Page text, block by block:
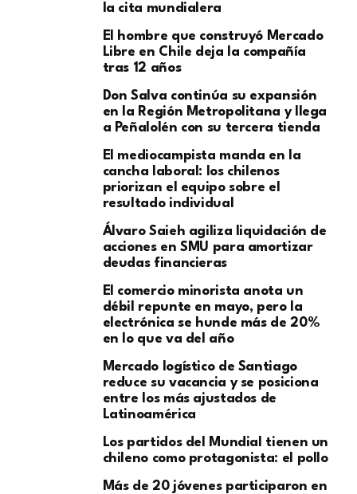
la cita mundialera
El hombre que construyó Mercado
Libre en Chile deja la compañía
tras 12 años
Don Salva continúa su expansión
en la Región Metropolitana y llega
a Peñalolén con su tercera tienda
El mediocampista manda en la
cancha laboral: los chilenos
priorizan el equipo sobre el
resultado individual
​Álvaro Saieh agiliza liquidación de
acciones en SMU para amortizar
deudas financieras
El comercio minorista anota un
débil repunte en mayo, pero la
electrónica se hunde más de 20%
en lo que va del año
Mercado logístico de Santiago
reduce su vacancia y se posiciona
entre los más ajustados de
Latinoamérica
Los partidos del Mundial tienen un
chileno como protagonista: el pollo
Más de 20 jóvenes participaron en